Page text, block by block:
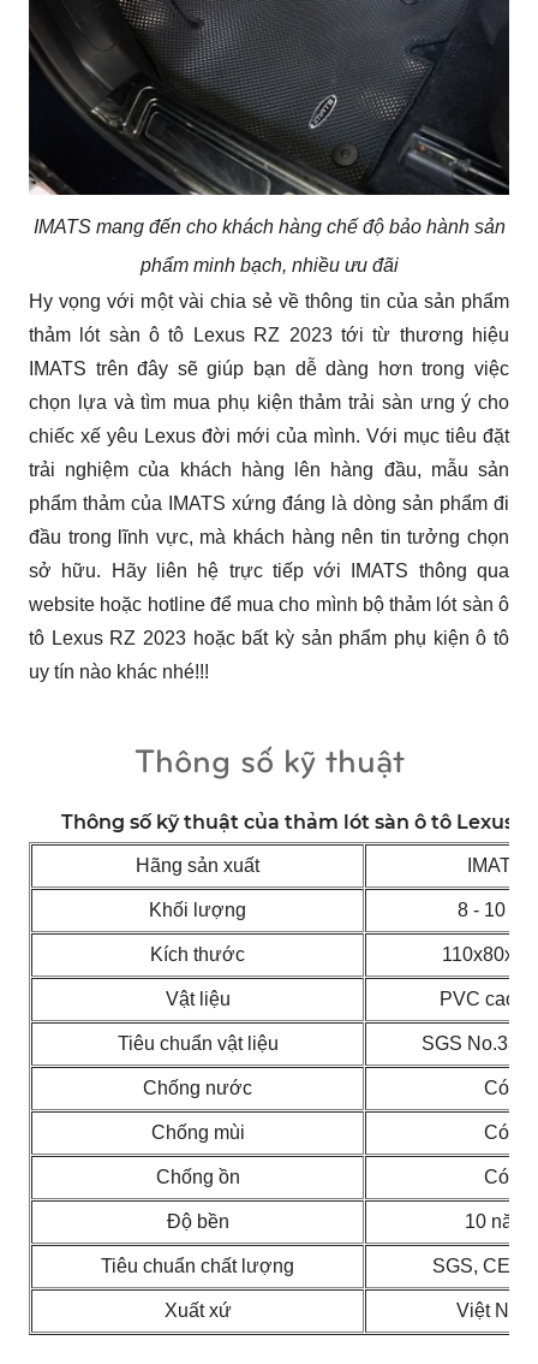
IMATS mang đến cho khách hàng chế độ bảo hành sản
phẩm minh bạch, nhiều ưu đãi
Hy vọng với một vài chia sẻ về thông tin của sản phẩm
thảm lót sàn ô tô Lexus RZ 2023 tới từ thương hiệu
IMATS trên đây sẽ giúp bạn dễ dàng hơn trong việc
chọn lựa và tìm mua phụ kiện thảm trải sàn ưng ý cho
chiếc xế yêu Lexus đời mới của mình. Với mục tiêu đặt
trải nghiệm của khách hàng lên hàng đầu, mẫu sản
phẩm thảm của IMATS xứng đáng là dòng sản phẩm đi
đầu trong lĩnh vực, mà khách hàng nên tin tưởng chọn
sở hữu. Hãy liên hệ trực tiếp với IMATS thông qua
website hoặc hotline để mua cho mình bộ thảm lót sàn ô
tô Lexus RZ 2023 hoặc bất kỳ sản phẩm phụ kiện ô tô
uy tín nào khác nhé!!!
Thông số kỹ thuật
Thông số kỹ thuật của thảm lót sàn ô tô Lexus
Hãng sản xuất IMATS
Khối lượng 8 - 10 Kg
Kích thước
Vật liệu PVC cao
Tiêu chuẩn vật liệu SGS
Chống nước Có
Chống mùi Có
Chống ồn Có
Độ bền 10 năm
Tiêu chuẩn chất lượng SGS, CE,
Xuất xứ Việt Nam